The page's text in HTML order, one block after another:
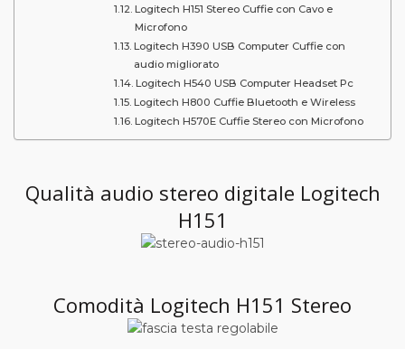
Logitech H151 Stereo Cuffie con Cavo e
Microfono
Logitech H390 USB Computer Cuffie con
audio migliorato
Logitech H540 USB Computer Headset Pc
Logitech H800 Cuffie Bluetooth e Wireless
Logitech H570E Cuffie Stereo con Microfono
Qualità audio stereo digitale Logitech
H151
Comodità Logitech H151 Stereo